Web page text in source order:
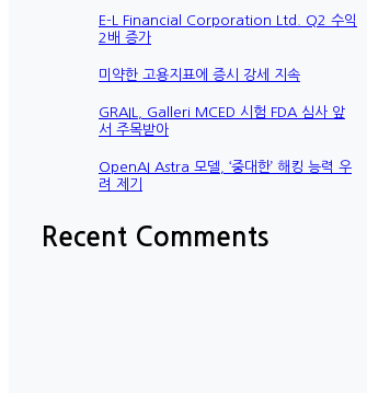
E-L Financial Corporation Ltd. Q2 수익
2배 증가
미약한 고용지표에 증시 강세 지속
GRAIL, Galleri MCED 시험 FDA 심사 앞
서 주목받아
OpenAI Astra 모델, ‘중대한’ 해킹 능력 우
려 제기
Recent Comments